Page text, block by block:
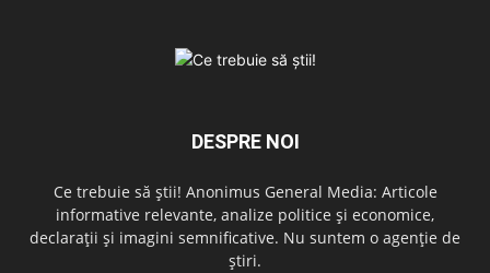
DESPRE NOI
Ce trebuie să știi! Anonimus General Media: Articole
informative relevante, analize politice și economice,
declarații și imagini semnificative. Nu suntem o agenție de
știri.